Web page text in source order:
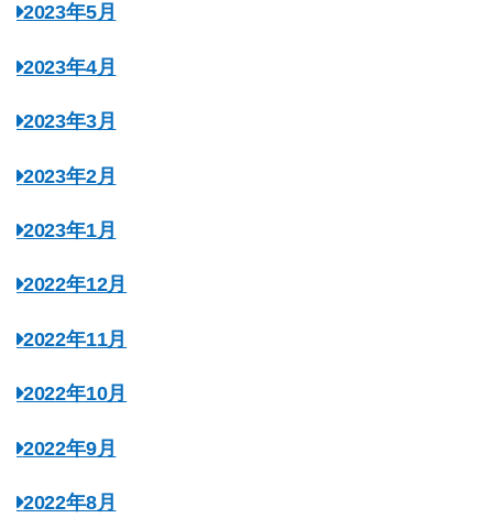
2023年5月
2023年4月
2023年3月
2023年2月
2023年1月
2022年12月
2022年11月
2022年10月
2022年9月
2022年8月